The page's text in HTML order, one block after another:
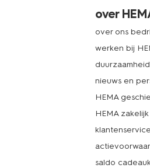
over
over ons
werken bij
duurzaamheid
nieuws en
HEMA
HEMA zakelijk
klantenservice
saldo